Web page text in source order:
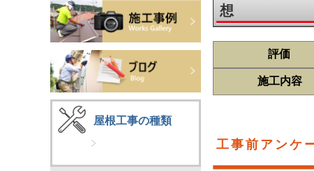
屋根工事の種類
想
評価
施工内容
工事前アンケ